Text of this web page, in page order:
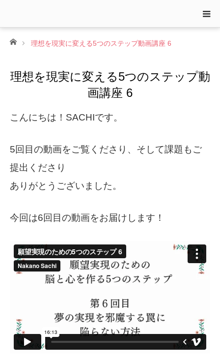
ホーム理想を現実に変える5つのステップ動画講座 6
理想を現実に変える5つのステップ動
画講座 6
こんにちは！ SACHIです。
5回目の動画をご覧くださり、そして課題もご
提出くださり
ありがとうございました。
今回は6回目の動画をお届けします！